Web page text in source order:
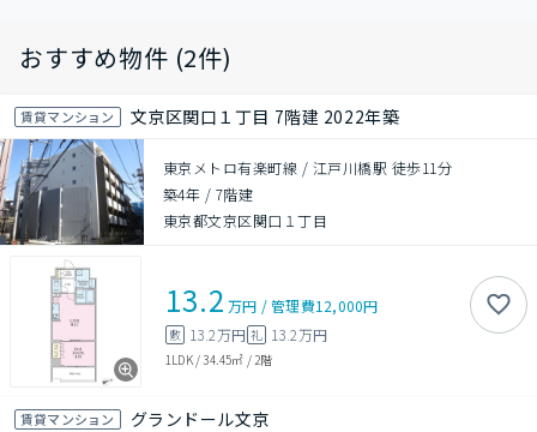
おすすめ物件 (2件)
賃貸マンション 文京区関口１丁目 7階建 2022年築
東京メトロ有楽町線 / 江戸川橋駅 徒歩11分
築4年 / 7階建
東京都文京区関口１丁目
13.2 万円 /管理費12,000円
敷 13.2万円 礼 13.2万円
1LDK/34.45㎡ / 2階
賃貸マンション グランドール文京